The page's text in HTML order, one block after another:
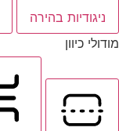
ניגודיות בהירה
מודולי כיוון